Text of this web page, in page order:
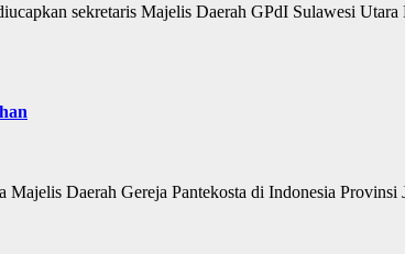
sekretaris Majelis Daerah GPdI Sulawesi
Daerah Gereja Pantekosta di Indonesia Provinsi